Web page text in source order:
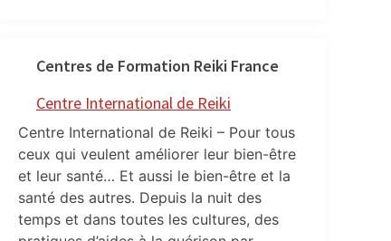
Centres de Formation Reiki France
Centre International de Reiki
Centre International de Reiki – Pour tous
ceux qui veulent améliorer leur bien-être
et leur santé… Et aussi le bien-être et la
santé des autres. Depuis la nuit des
temps et dans toutes les cultures, des